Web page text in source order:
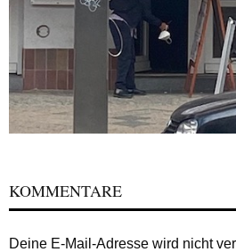
KOMMENTARE
Deine E-Mail-Adresse wird nicht